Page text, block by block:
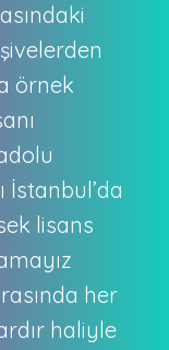
örnek
İstanbul’da
lisans
her
haliyle